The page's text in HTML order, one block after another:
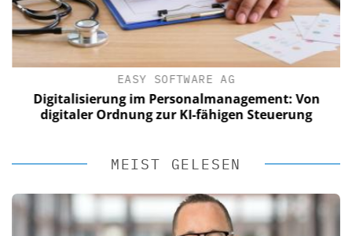
EASY SOFTWARE AG
Digitalisierung im Personalmanagement: Von
digitaler Ordnung zur KI-fähigen Steuerung
MEIST GELESEN